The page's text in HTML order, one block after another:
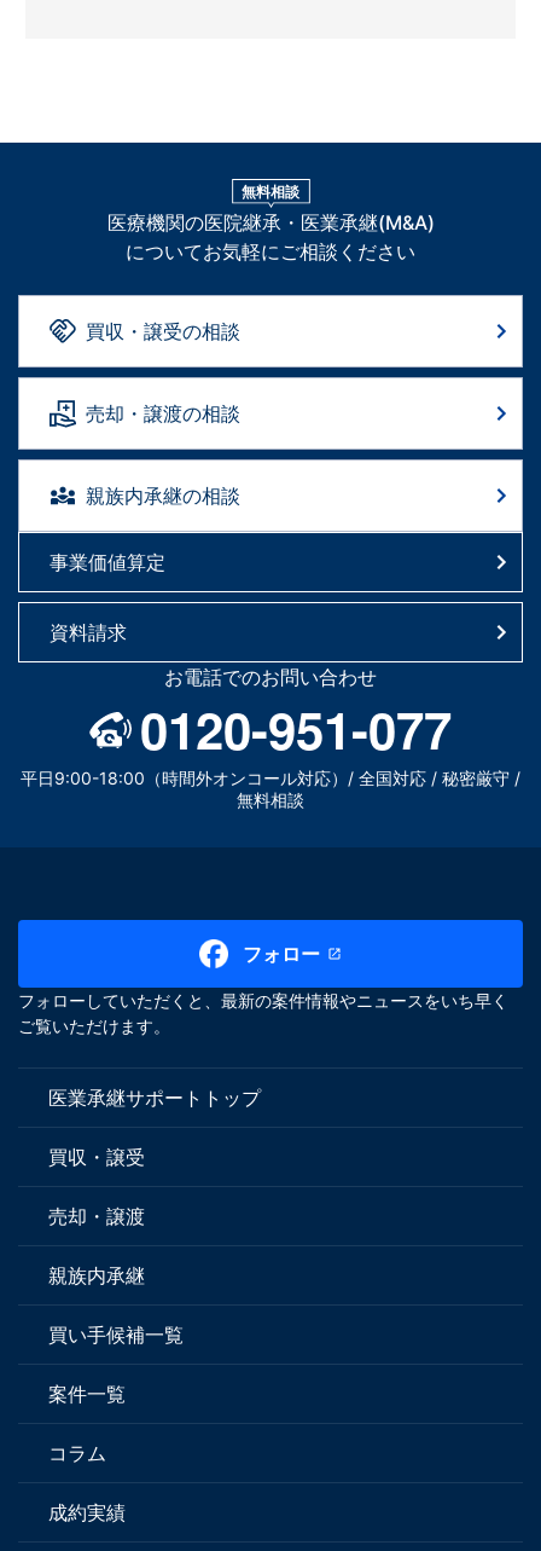
無料相談
医療機関の医院継承・医業承継(M&A)
についてお気軽にご相談ください
買収・譲受の相談
売却・譲渡の相談
親族内承継の相談
事業価値算定
資料請求
お電話でのお問い合わせ
0120-951-077
平日9:00-18:00（時間外オンコール対応）/ 全国対応 / 秘密厳守 /
無料相談
フォロー
フォローしていただくと、最新の案件情報やニュースをいち早く
ご覧いただけます。
医業承継サポートトップ
買収・譲受
売却・譲渡
親族内承継
買い手候補一覧
案件一覧
コラム
成約実績